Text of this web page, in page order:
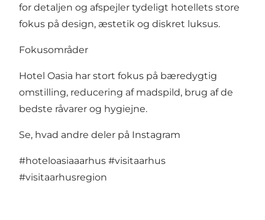
for detaljen og afspejler tydeligt hotellets store
fokus på design, æstetik og diskret luksus.
Fokusområder
Hotel Oasia har stort fokus på bæredygtig
omstilling, reducering af madspild, brug af de
bedste råvarer og hygiejne.
Se, hvad andre deler på Instagram
#hoteloasiaaarhus #visitaarhus
#visitaarhusregion